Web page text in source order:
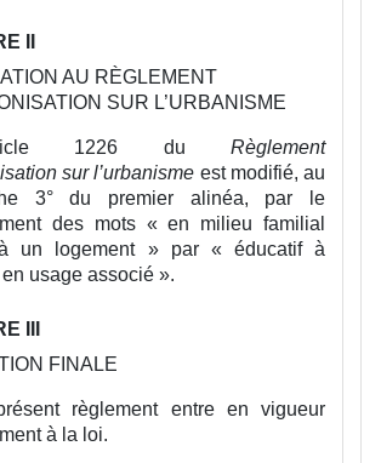
II
AU RÈGLEMENT
SUR L’URBANISME
1226 du Règlement
sur l’urbanisme est modifié, au
3° du premier alinéa, par le
des mots « en milieu familial
un logement » par « éducatif à
en usage associé ».
III
FINALE
règlement entre en vigueur
à la loi.